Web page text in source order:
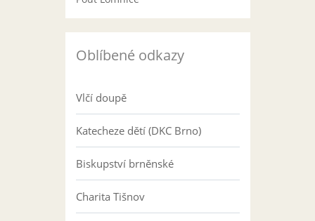
Oblíbené odkazy
Vlčí doupě
Katecheze dětí (DKC Brno)
Biskupství brněnské
Charita Tišnov